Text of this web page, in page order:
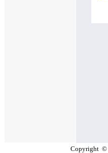
Copyright ©